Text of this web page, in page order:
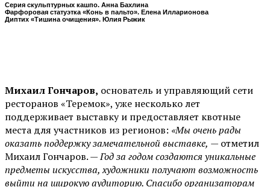
Серия скульптурных кашпо. Анна Бахлина
Фарфоровая статуэтка «Конь в пальто». Елена Илларионова
Диптих «Тишина очищения». Юлия Рыжик
Михаил Гончаров, основатель и управляющий сети
ресторанов «Теремок», уже несколько лет
поддерживает выставку и предоставляет квотные
места для участников из регионов: «Мы очень рады
оказать поддержку замечательной выставке, — отметил
Михаил Гончаров. —Год за годом создаются уникальные
предметы искусства, художники получают возможность
выйти на широкую аудиторию. Спасибо организаторам